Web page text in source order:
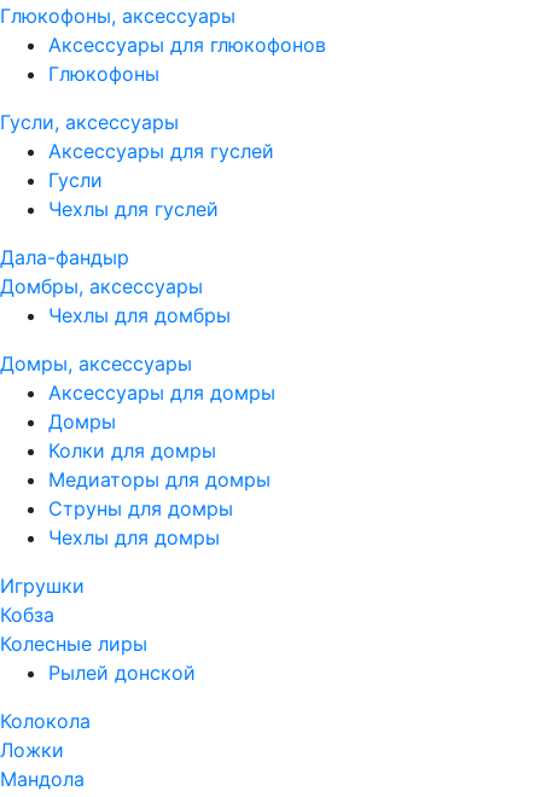
Глюкофоны, аксессуары
Аксессуары для глюкофонов
Глюкофоны
Гусли, аксессуары
Аксессуары для гуслей
Гусли
Чехлы для гуслей
Дала-фандыр
Домбры, аксессуары
Чехлы для домбры
Домры, аксессуары
Аксессуары для домры
Домры
Колки для домры
Медиаторы для домры
Струны для домры
Чехлы для домры
Игрушки
Кобза
Колесные лиры
Рылей донской
Колокола
Ложки
Мандола